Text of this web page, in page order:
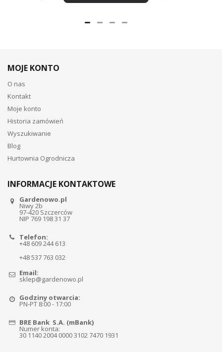
MOJE KONTO
O nas
Kontakt
Moje konto
Historia zamówień
Wyszukiwanie
Blog
Hurtownia Ogrodnicza
INFORMACJE KONTAKTOWE
Gardenowo.pl
Niwy 2b
97-420 Szczerców
NIP 769 198 31 37
Telefon:
+48 609 244 613
+48 537 763 032
Email:
sklep@gardenowo.pl
Godziny otwarcia:
PN-PT 8:00 - 17:00
BRE Bank S.A. (mBank)
Numer konta:
30 1140 2004 0000 3102 7470 1931